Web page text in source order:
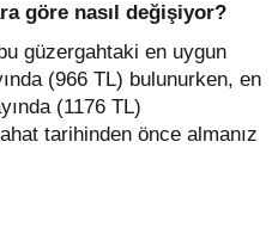
göre nasıl değişiyor?
güzergahtaki en uygun
(966 TL) bulunurken, en
(1176 TL)
tarihinden önce almanız